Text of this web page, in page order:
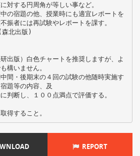
対する円周角が等しい事など。
の宿題の他、授業時にも適宜レポートを
振者には再試験やレポートを課す。
北出版)
出版）白色チャートを推奨しますが、よ
構いません。
間・後期末の４回の試験の他随時実施す
題等の内容、及
判断し、１００点満点で評価する。
REPORT